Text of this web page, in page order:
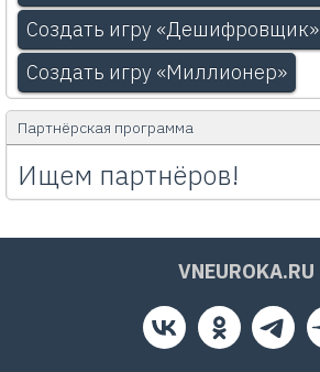
Создать игру «Дешифровщик»
Создать игру «Миллионер»
Партнёрская программа
Ищем партнёров!
VNEUROKA.RU